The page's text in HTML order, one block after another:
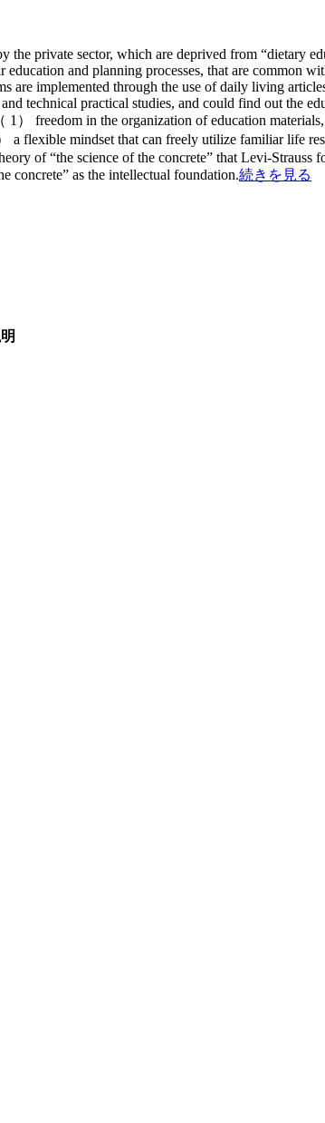
the private sector, which are deprived from “dietary
and planning processes, that are common
are implemented through the use of daily living
technical practical studies, and could find out the
1） freedom in the organization of education
a flexible mindset that can freely utilize familiar life
of “the science of the concrete” that Levi-
concrete” as the intellectual foundation.続きを見る